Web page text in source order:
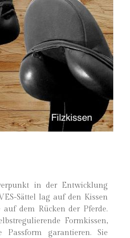
in der Entwicklung
Sättel lag auf den Kissen
dem Rücken der Pferde.
Formkissen,
garantieren. Sie